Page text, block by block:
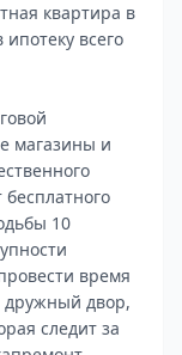
квартира в
всего
магазины и
10
время
дружный двор,
следит за